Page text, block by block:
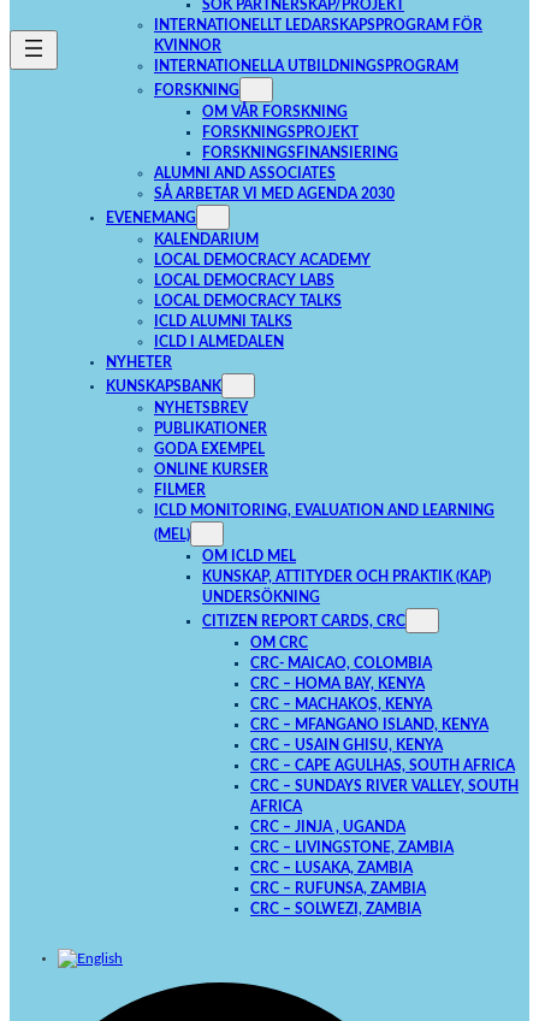
SÖK PARTNERSKAP/PROJEKT
INTERNATIONELLT LEDARSKAPSPROGRAM FÖR
KVINNOR
INTERNATIONELLA UTBILDNINGSPROGRAM
FORSKNING
OM VÅR FORSKNING
FORSKNINGSPROJEKT
FORSKNINGSFINANSIERING
ALUMNI AND ASSOCIATES
SÅ ARBETAR VI MED AGENDA 2030
EVENEMANG
KALENDARIUM
LOCAL DEMOCRACY ACADEMY
LOCAL DEMOCRACY LABS
LOCAL DEMOCRACY TALKS
ICLD ALUMNI TALKS
ICLD I ALMEDALEN
NYHETER
KUNSKAPSBANK
NYHETSBREV
PUBLIKATIONER
GODA EXEMPEL
ONLINE KURSER
FILMER
ICLD MONITORING, EVALUATION AND LEARNING
(MEL)
OM ICLD MEL
KUNSKAP, ATTITYDER OCH PRAKTIK (KAP)
UNDERSÖKNING
CITIZEN REPORT CARDS, CRC
OM CRC
CRC- MAICAO, COLOMBIA
CRC – HOMA BAY, KENYA
CRC – MACHAKOS, KENYA
CRC – MFANGANO ISLAND, KENYA
CRC – USAIN GHISU, KENYA
CRC – CAPE AGULHAS, SOUTH AFRICA
CRC – SUNDAYS RIVER VALLEY, SOUTH
AFRICA
CRC – JINJA , UGANDA
CRC – LIVINGSTONE, ZAMBIA
CRC – LUSAKA, ZAMBIA
CRC – RUFUNSA, ZAMBIA
CRC – SOLWEZI, ZAMBIA